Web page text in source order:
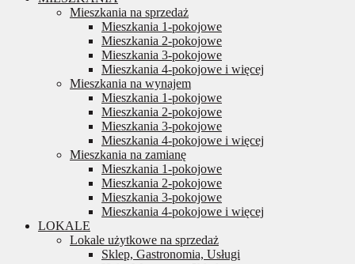
Mieszkania na sprzedaż
Mieszkania 1-pokojowe
Mieszkania 2-pokojowe
Mieszkania 3-pokojowe
Mieszkania 4-pokojowe i więcej
Mieszkania na wynajem
Mieszkania 1-pokojowe
Mieszkania 2-pokojowe
Mieszkania 3-pokojowe
Mieszkania 4-pokojowe i więcej
Mieszkania na zamianę
Mieszkania 1-pokojowe
Mieszkania 2-pokojowe
Mieszkania 3-pokojowe
Mieszkania 4-pokojowe i więcej
LOKALE
Lokale użytkowe na sprzedaż
Sklep, Gastronomia, Usługi